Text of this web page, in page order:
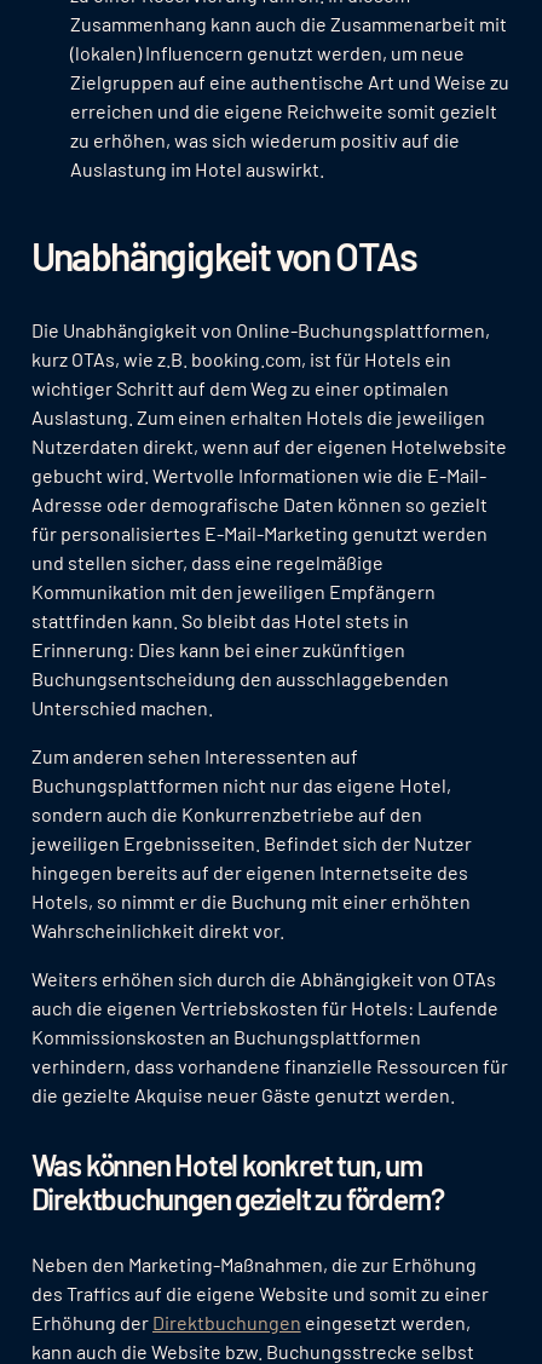
Zusammenhang kann auch die Zusammenarbeit mit
(lokalen) Influencern genutzt werden, um neue
Zielgruppen auf eine authentische Art und Weise zu
erreichen und die eigene Reichweite somit gezielt
zu erhöhen, was sich wiederum positiv auf die
Auslastung im Hotel auswirkt.
Unabhängigkeit von OTAs
Die Unabhängigkeit von Online-Buchungsplattformen,
kurz OTAs, wie z.B. booking.com, ist für Hotels ein
wichtiger Schritt auf dem Weg zu einer optimalen
Auslastung. Zum einen erhalten Hotels die jeweiligen
Nutzerdaten direkt, wenn auf der eigenen Hotelwebsite
gebucht wird. Wertvolle Informationen wie die E-Mail-
Adresse oder demografische Daten können so gezielt
für personalisiertes E-Mail-Marketing genutzt werden
und stellen sicher, dass eine regelmäßige
Kommunikation mit den jeweiligen Empfängern
stattfinden kann. So bleibt das Hotel stets in
Erinnerung: Dies kann bei einer zukünftigen
Buchungsentscheidung den ausschlaggebenden
Unterschied machen.
Zum anderen sehen Interessenten auf
Buchungsplattformen nicht nur das eigene Hotel,
sondern auch die Konkurrenzbetriebe auf den
jeweiligen Ergebnisseiten. Befindet sich der Nutzer
hingegen bereits auf der eigenen Internetseite des
Hotels, so nimmt er die Buchung mit einer erhöhten
Wahrscheinlichkeit direkt vor.
Weiters erhöhen sich durch die Abhängigkeit von OTAs
auch die eigenen Vertriebskosten für Hotels: Laufende
Kommissionskosten an Buchungsplattformen
verhindern, dass vorhandene finanzielle Ressourcen für
die gezielte Akquise neuer Gäste genutzt werden.
Was können Hotel konkret tun, um
Direktbuchungen gezielt zu fördern?
Neben den Marketing-Maßnahmen, die zur Erhöhung
des Traffics auf die eigene Website und somit zu einer
Erhöhung der Direktbuchungen eingesetzt werden,
kann auch die Website bzw. Buchungsstrecke selbst